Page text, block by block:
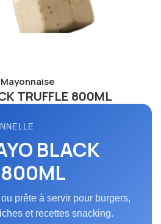
TRUFFLE 800ML
BLACK
800ML
prête à servir pour burgers,
et recettes snacking.